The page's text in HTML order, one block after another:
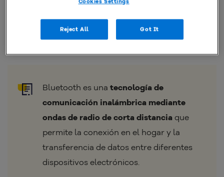
y “tooth” significa diente en el mismo idioma)
¿Qué es Bluetooth?
Bluetooth es una tecnología de
comunicación inalámbrica mediante
ondas de radio de corta distancia que
permite la conexión en el hogar y la
transferencia de datos entre diferentes
dispositivos electrónicos.
Reject All Got It